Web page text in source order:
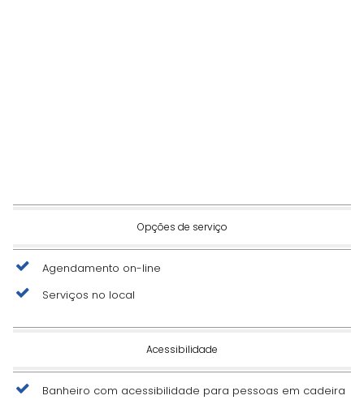
Opções de serviço
Agendamento on-line
Serviços no local
Acessibilidade
Banheiro com acessibilidade para pessoas em cadeira